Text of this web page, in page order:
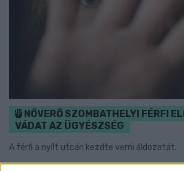
NŐVERŐ SZOMBATHELYI FÉRFI
VÁDAT AZ ÜGYÉSZSÉG
A férfi a nyílt utcán kezdte verni áldozatát.